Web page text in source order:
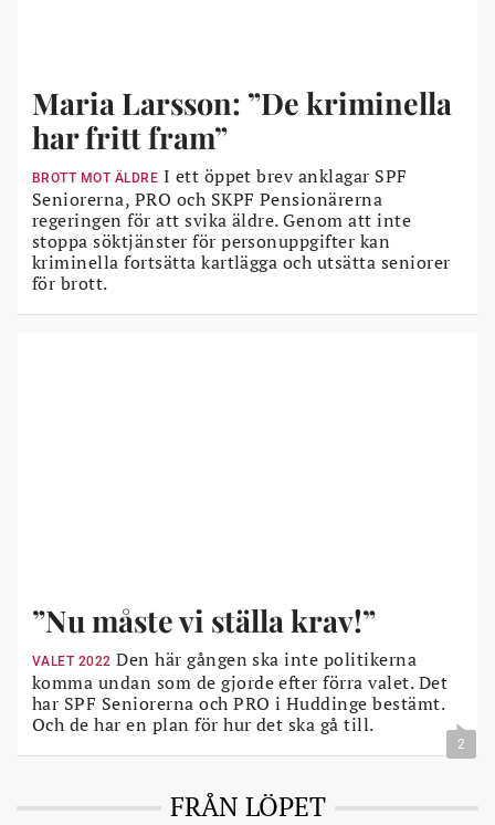
Maria Larsson: ”De kriminella
har fritt fram”
BROTT MOT ÄLDRE I ett öppet brev anklagar SPF
Seniorerna, PRO och SKPF Pensionärerna
regeringen för att svika äldre. Genom att inte
stoppa söktjänster för personuppgifter kan
kriminella fortsätta kartlägga och utsätta seniorer
för brott.
”Nu måste vi ställa krav!”
VALET 2022 Den här gången ska inte politikerna
komma undan som de gjorde efter förra valet. Det
har SPF Seniorerna och PRO i Huddinge bestämt.
Och de har en plan för hur det ska gå till.
2
FRÅN LÖPET